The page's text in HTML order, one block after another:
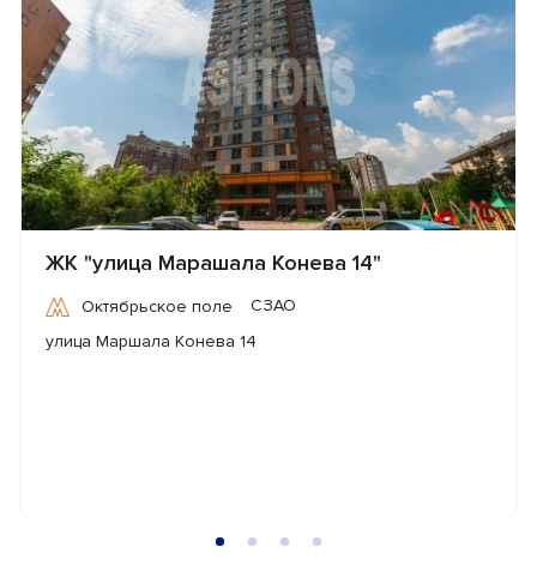
ЖК "улица Марашала Конева 14"
Октябрьское поле
СЗАО
улица Маршала Конева 14